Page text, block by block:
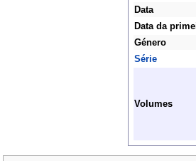
Data
Data da
Género
Série
Volumes